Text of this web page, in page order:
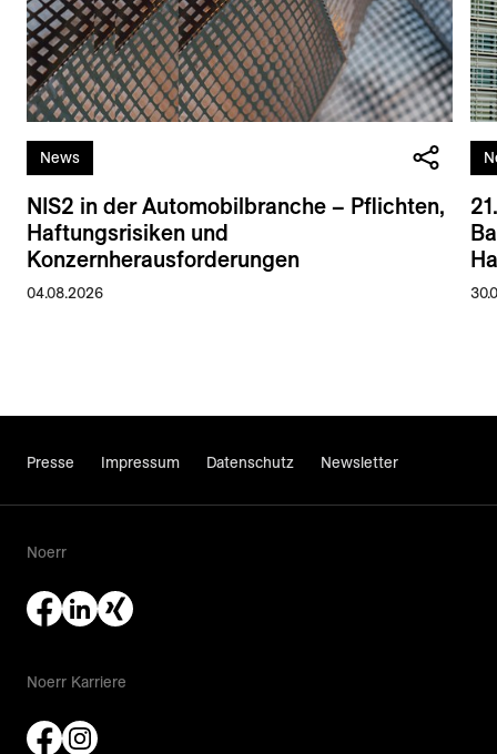
News
NIS2 in der Automobilbranche – Pflichten,
Haftungsrisiken und
Konzernherausforderungen
04.08.2026
Presse Impressum Datenschutz Newsletter
Noerr
Noerr Karriere